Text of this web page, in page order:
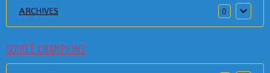
ARCHIVES 0
SOIREE CHAMPIONS